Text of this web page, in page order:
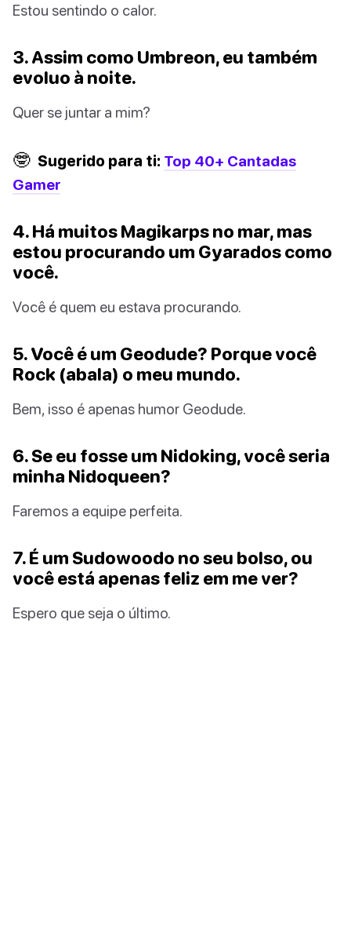
Estou sentindo o calor.
3. Assim como Umbreon, eu também
evoluo à noite.
Quer se juntar a mim?
🤓 Sugerido para ti: Top 40+ Cantadas
Gamer
4. Há muitos Magikarps no mar, mas
estou procurando um Gyarados como
você.
Você é quem eu estava procurando.
5. Você é um Geodude? Porque você
Rock (abala) o meu mundo.
Bem, isso é apenas humor Geodude.
6. Se eu fosse um Nidoking, você seria
minha Nidoqueen?
Faremos a equipe perfeita.
7. É um Sudowoodo no seu bolso, ou
você está apenas feliz em me ver?
Espero que seja o último.